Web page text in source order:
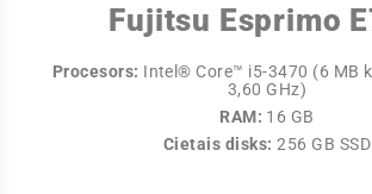
Fujitsu Esprimo
Procesors: Intel® Core™ i5-3470 (6 MB
3,60 GHz)
RAM: 16 GB
Cietais disks: 256 GB SSD